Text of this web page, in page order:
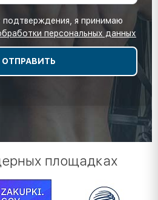
подтверждения, я принимаю
персональных данных
площадках